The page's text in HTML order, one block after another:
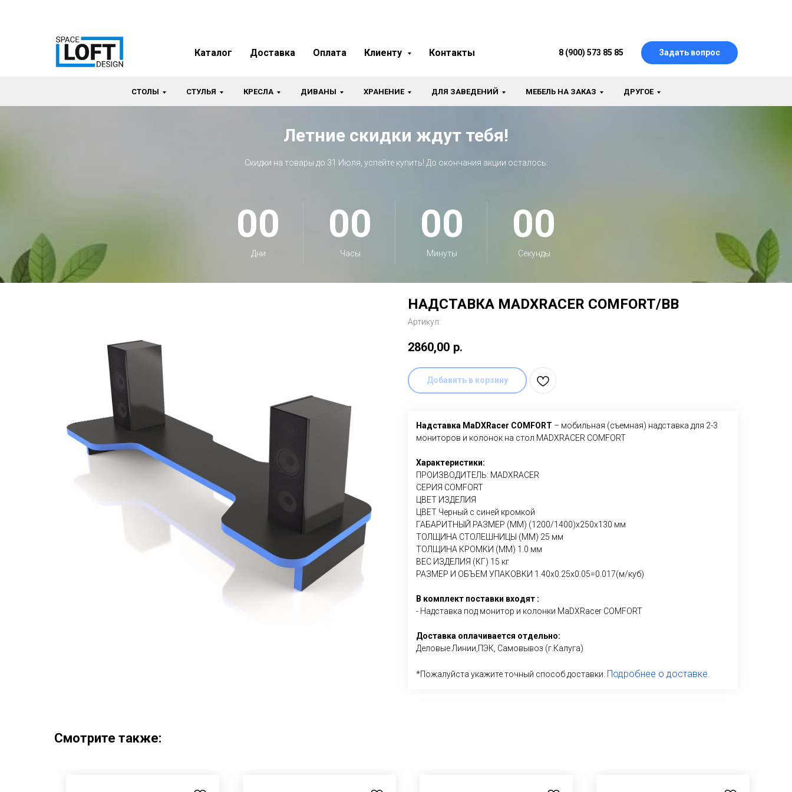
Каталог Доставка Оплата Клиенту Контакты 8 (900) 573 85 85 Задать вопрос
СТОЛЫ СТУЛЬЯ КРЕСЛА ДИВАНЫ ХРАНЕНИЕ ДЛЯ ЗАВЕДЕНИЙ МЕБЕЛЬ НА ЗАКАЗ ДРУГОЕ
Летние скидки ждут тебя!
Скидки на товары до 31 Июля, успейте купить! До окончания акции осталось:
00
Дни
00
Часы
00
Минуты
00
Секунды
НАДСТАВКА MADXRACER COMFORT/BB
Артикул:
2860,00 р.
Добавить в корзину
Надставка MaDXRacer COMFORT – мобильная (съемная) надставка для 2-3
мониторов и колонок на стол MADXRACER COMFORT
Характеристики:
ПРОИЗВОДИТЕЛЬ: MADXRACER
СЕРИЯ COMFORT
ЦВЕТ ИЗДЕЛИЯ
ЦВЕТ Черный с синей кромкой
ГАБАРИТНЫЙ РАЗМЕР (ММ) (1200/1400)х250х130 мм
ТОЛЩИНА СТОЛЕШНИЦЫ (ММ) 25 мм
ТОЛЩИНА КРОМКИ (ММ) 1.0 мм
ВЕС ИЗДЕЛИЯ (КГ) 15 кг
РАЗМЕР И ОБЪЕМ УПАКОВКИ 1.40х0.25х0.05=0.017(м/куб)
В комплект поставки входят :
- Надставка под монитор и колонки MaDXRacer COMFORT
Доставка оплачивается отдельно:
Деловые Линии,ПЭК, Самовывоз (г.Калуга)
*Пожалуйста укажите точный способ доставки. Подробнее о доставке.
Смотрите также: